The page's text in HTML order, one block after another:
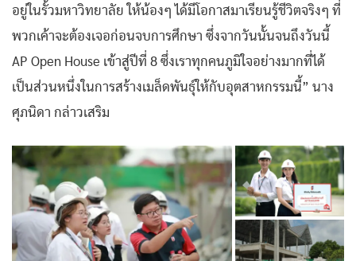
อยู่ในรั้วมหาวิทยาลัย ให้น้องๆ ได้มีโอกาสมาเรียนรู้ชีวิตจริงๆ ที่
พวกเค้าจะต้องเจอก่อนจบการศึกษา ซึ่งจากวันนั้นจนถึงวันนี้
AP Open House เข้าสู่ปีที่ 8 ซึ่งเราทุกคนภูมิใจอย่างมากที่ได้
เป็นส่วนหนึ่งในการสร้างเมล็ดพันธุ์ให้กับอุตสาหกรรมนี้” นาง
ศุภนิดา กล่าวเสริม